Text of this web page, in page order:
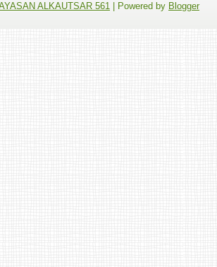
ALKAUTSAR 561 | Powered by Blogger